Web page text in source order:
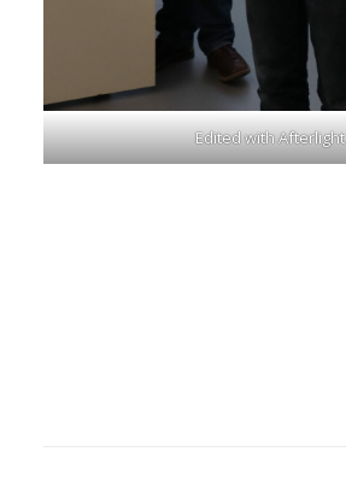
Edited with Afterlight